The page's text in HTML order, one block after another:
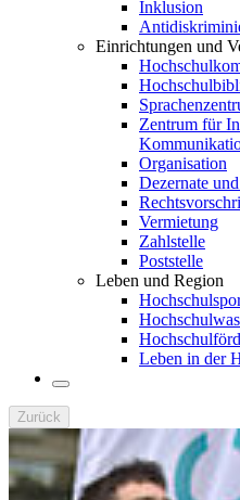
Inklusion
Einrichtungen und
Zentrum für
Organisation
Dezernate
Vermietung
Zahlstelle
Poststelle
Leben und Region
Leben in der
Zurück